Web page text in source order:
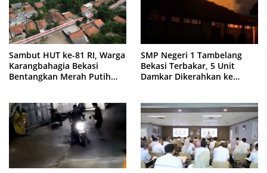
Sambut HUT ke-81 RI, Warga
Karangbahagia Bekasi
Bentangkan Merah Putih
SMP Negeri 1 Tambelang
Bekasi Terbakar, 5 Unit
Damkar Dikerahkan ke